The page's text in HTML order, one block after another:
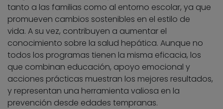
tanto a las familias como al entorno escolar, ya que
promueven cambios sostenibles en el estilo de
vida. A su vez, contribuyen a aumentar el
conocimiento sobre la salud hepática. Aunque no
todos los programas tienen la misma eficacia, los
que combinan educación, apoyo emocional y
acciones prácticas muestran los mejores resultados,
y representan una herramienta valiosa en la
prevención desde edades tempranas.